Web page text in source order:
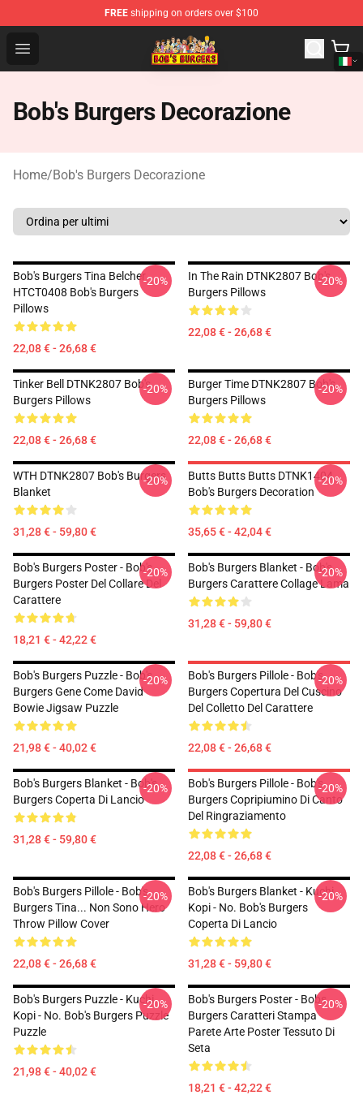
FREE shipping on orders over $100
Open menu
Bob's Burgers Store - Official Bob's Burgers Merchandise
Bob's Burgers Decorazione
Home/Bob's Burgers Decorazione
Bob's Burgers Tina Belcher
HTCT0408 Bob's Burgers
Pillows
22,08 € - 26,68 €
-20%
In The Rain DTNK2807 Bob's
Burgers Pillows
22,08 € - 26,68 €
-20%
Tinker Bell DTNK2807 Bob's
Burgers Pillows
22,08 € - 26,68 €
-20%
Burger Time DTNK2807 Bob's
Burgers Pillows
22,08 € - 26,68 €
-20%
WTH DTNK2807 Bob's Burgers
Blanket
31,28 € - 59,80 €
-20%
Butts Butts Butts DTNK1404
Bob's Burgers Decoration
35,65 € - 42,04 €
-20%
Bob's Burgers Poster - Bob's
Burgers Poster Del Collare Del
Carattere
18,21 € - 42,22 €
-20%
Bob's Burgers Blanket - Bob's
Burgers Carattere Collage Lama
31,28 € - 59,80 €
-20%
Bob's Burgers Puzzle - Bob's
Burgers Gene Come David
Bowie Jigsaw Puzzle
21,98 € - 40,02 €
-20%
Bob's Burgers Pillole - Bob's
Burgers Copertura Del Cuscino
Del Colletto Del Carattere
22,08 € - 26,68 €
-20%
Bob's Burgers Blanket - Bob's
Burgers Coperta Di Lancio
31,28 € - 59,80 €
-20%
Bob's Burgers Pillole - Bob's
Burgers Copripiumino Di Canto
Del Ringraziamento
22,08 € - 26,68 €
-20%
Bob's Burgers Pillole - Bob's
Burgers Tina... Non Sono Hero
Throw Pillow Cover
22,08 € - 26,68 €
-20%
Bob's Burgers Blanket - Kuchi
Kopi - No. Bob's Burgers
Coperta Di Lancio
31,28 € - 59,80 €
-20%
Bob's Burgers Puzzle - Kuchi
Kopi - No. Bob's Burgers Puzzle
Puzzle
21,98 € - 40,02 €
-20%
Bob's Burgers Poster - Bobs
Burgers Caratteri Stampa
Parete Arte Poster Tessuto Di
Seta
18,21 € - 42,22 €
-20%